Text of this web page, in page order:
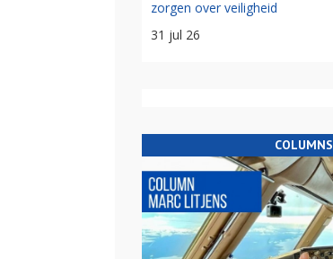
zorgen over veiligheid
31 jul 26
COLUMNS